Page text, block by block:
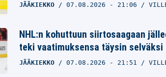
JÄÄKIEKKO 07.08.2026 - 21:06
NHL:n kohuttuun siirtosaagaan
teki vaatimuksensa täysin selväksi
JÄÄKIEKKO 07.08.2026 - 21:51